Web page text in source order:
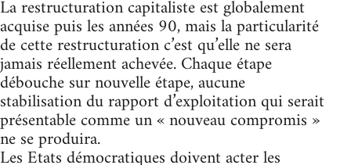
La restructuration capitaliste est globalement
acquise puis les années 90, mais la particularité
de cette restructuration c’est qu’elle ne sera
jamais réellement achevée. Chaque étape
débouche sur nouvelle étape, aucune
stabilisation du rapport d’exploitation qui serait
présentable comme un « nouveau compromis »
ne se produira.
Les Etats démocratiques doivent acter les